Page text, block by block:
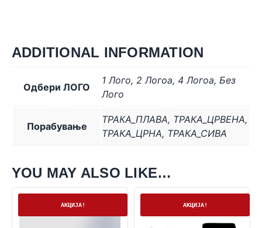
ADDITIONAL INFORMATION
Одбери ЛОГО
1 Лого, 2 Логоa, 4 Логоa, Без
Лого
Порабување
ТРАКА_ПЛАВА, ТРАКА_ЦРВЕНА,
ТРАКА_ЦРНА, ТРАКА_СИВА
YOU MAY ALSO LIKE…
АКЦИЈА! АКЦИЈА!